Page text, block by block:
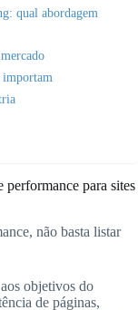
qual abordagem
importam
para sites
não basta listar
objetivos do
de páginas,